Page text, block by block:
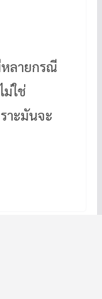
ลายกรณี
ม่ใช่
าะมันจะ